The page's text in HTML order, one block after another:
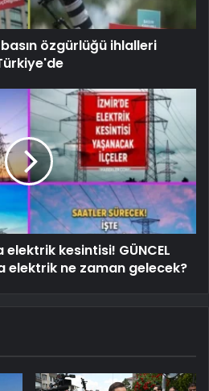
özgürlüğü ihlalleri
kesintisi! GÜNCEL
elektrik ne zaman gelecek?